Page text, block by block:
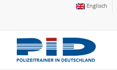
Englisch